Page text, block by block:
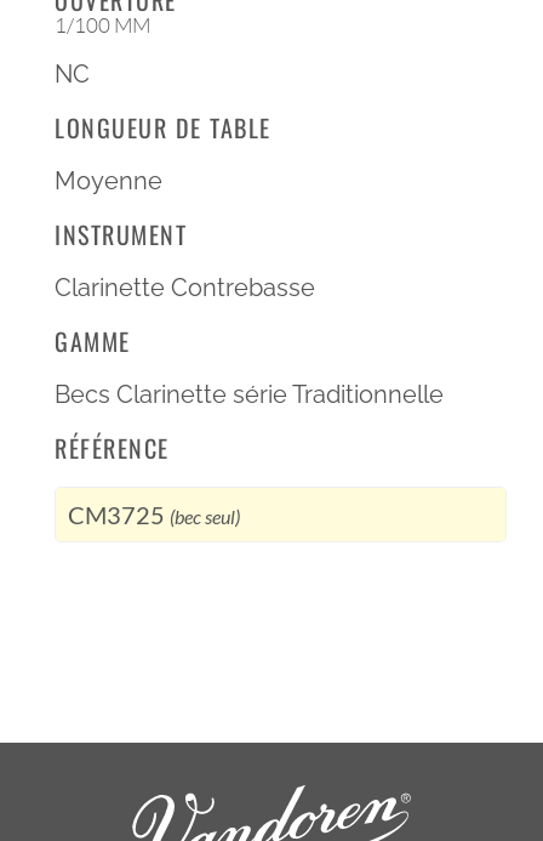
1/100 MM
NC
LONGUEUR DE TABLE
Moyenne
INSTRUMENT
Clarinette Contrebasse
GAMME
Becs Clarinette série Traditionnelle
RÉFÉRENCE
CM3725 (bec seul)